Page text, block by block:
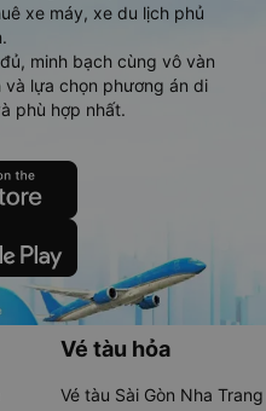
xe máy, xe du lịch phủ
minh bạch cùng vô vàn
lựa chọn phương án di
phù hợp nhất.
Vé tàu hỏa
Vé tàu Sài Gòn Nha Trang